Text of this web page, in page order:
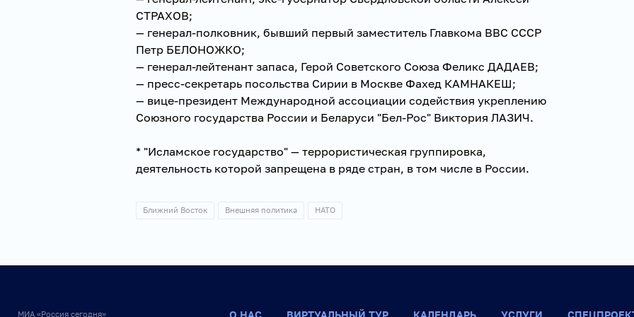
СТРАХОВ;
— генерал-полковник, бывший первый заместитель Главкома ВВС СССР
Петр БЕЛОНОЖКО;
— генерал-лейтенант запаса, Герой Советского Союза Феликс ДАДАЕВ;
— пресс-секретарь посольства Сирии в Москве Фахед КАМНАКЕШ;
— вице-президент Международной ассоциации содействия укреплению
Союзного государства России и Беларуси "Бел-Рос" Виктория ЛАЗИЧ.
* "Исламское государство" — террористическая группировка,
деятельность которой запрещена в ряде стран, в том числе в России.
Ближний Восток Внешняя политика НАТО
О НАС ВИРТУАЛЬНЫЙ ТУР КАЛЕНДАРЬ УСЛУГИ
МИА «Россия сегодня»